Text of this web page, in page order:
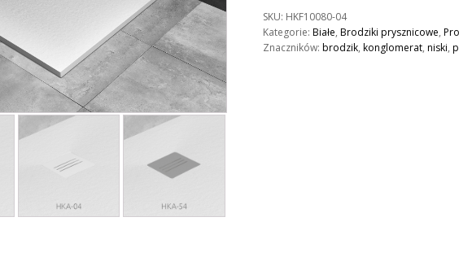
100x80
Biały
SKU: HKF10080-04
Kategorie: Białe, Brodziki prysznicowe,
Znaczników: brodzik, konglomerat, niski,